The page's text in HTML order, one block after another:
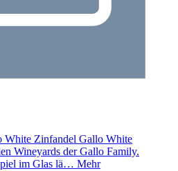
White Zinfandel Gallo White
Wineyards der Gallo Family.
im Glas lä… Mehr